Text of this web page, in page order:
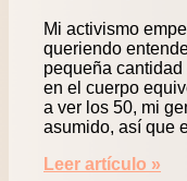
Mi activismo
queriendo
pequeña
en el cuerpo
a ver los 50, mi
asumido, así que
Leer artículo »